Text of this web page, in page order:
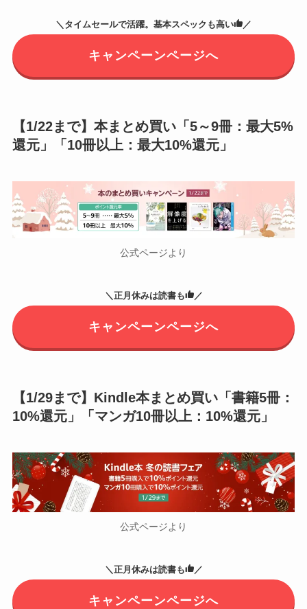
＼タイムセールで活躍。基本スペックも高い ／
キャンペーンページへ
【1/22まで】本まとめ買い「5～9冊：最大5%
還元」「10冊以上：最大10%還元」
公式ページより
＼正月休みは読書も ／
キャンペーンページへ
【1/29まで】Kindle本まとめ買い「書籍5冊：
10%還元」「マンガ10冊以上：10%還元」
公式ページより
＼正月休みは読書も ／
キャンペーンページへ